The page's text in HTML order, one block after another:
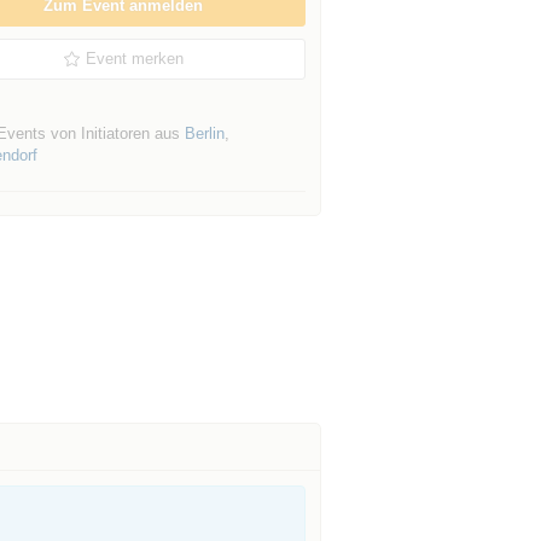
Zum Event anmelden
Event merken
von Initiatoren aus Berlin,